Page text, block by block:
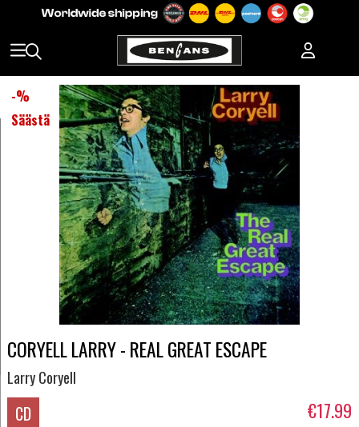
-%
Säästä
CORYELL LARRY - REAL GREAT ESCAPE
Larry Coryell
CD €17.99